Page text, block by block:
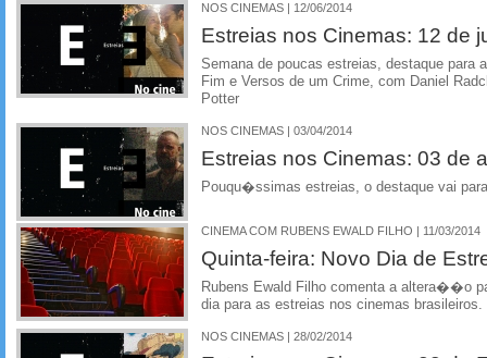
NOS CINEMAS | 12/06/2014
Estreias nos Cinemas: 12 de
Semana de poucas estreias, destaque para
Fim e Versos de um Crime, com Daniel
Potter
NOS CINEMAS | 03/04/2014
Estreias nos Cinemas: 03 de
Pouqu�ssimas estreias, o destaque vai
CINEMA COM RUBENS EWALD FILHO | 11/03/2014
Quinta-feira: Novo Dia de
Rubens Ewald Filho comenta a altera��o
dia para as estreias nos cinemas brasileiros.
NOS CINEMAS | 28/02/2014